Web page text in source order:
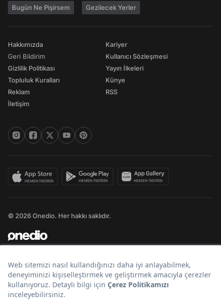
Bugün Ne Pişirsem Gezilecek Yerler
Hakkımızda
Geri Bildirim
Gizlilik Politikası
Topluluk Kuralları
Reklam
İletişim
Kariyer
Kullanıcı Sözleşmesi
Yayın İlkeleri
Künye
RSS
© 2026 Onedio. Her hakkı saklıdır.
Bir markasıdır.